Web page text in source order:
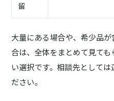
留
大量にある場合や、希少品
合は、全体をまとめて見て
い選択です。相談先としては
ださい。